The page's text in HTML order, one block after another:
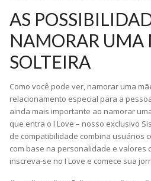
AS
NAMORAR UMA
SOLTEIRA
Como você pode ver, namorar uma
relacionamento especial para a
ainda mais importante ao namorar
que entra o I Love – nosso exclusivo
de compatibilidade combina usuários
com base na personalidade e valores
inscreva-se no I Love e comece sua